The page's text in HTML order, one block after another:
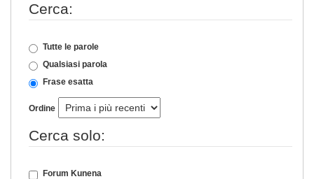
Cerca:
Tutte le parole
Qualsiasi parola
Frase esatta
Ordine
Cerca solo:
Forum Kunena